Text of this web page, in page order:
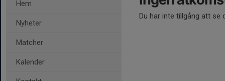
Hem
Nyheter
Matcher
Kalender
Du har inte tillgång att se